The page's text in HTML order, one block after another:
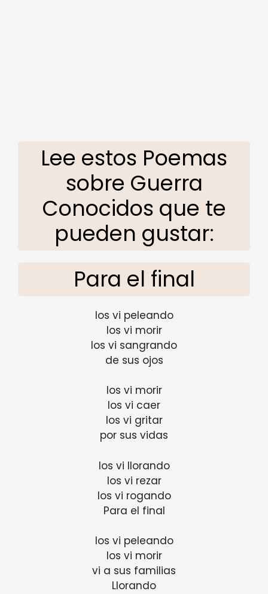
Lee estos Poemas
sobre Guerra
Conocidos que te
pueden gustar:
Para el final
los vi peleando
los vi morir
los vi sangrando
de sus ojos
los vi morir
los vi caer
los vi gritar
por sus vidas
los vi llorando
los vi rezar
los vi rogando
Para el final
los vi peleando
los vi morir
vi a sus familias
Llorando